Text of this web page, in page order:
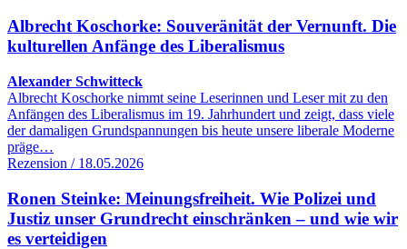
Albrecht Koschorke: Souveränität der Vernunft. Die
kulturellen Anfänge des Liberalismus
Alexander Schwitteck
Albrecht Koschorke nimmt seine Leserinnen und Leser mit zu den
Anfängen des Liberalismus im 19. Jahrhundert und zeigt, dass viele
der damaligen Grundspannungen bis heute unsere liberale Moderne
präge…
Rezension / 18.05.2026
Ronen Steinke: Meinungsfreiheit. Wie Polizei und
Justiz unser Grundrecht einschränken – und wie wir
es verteidigen